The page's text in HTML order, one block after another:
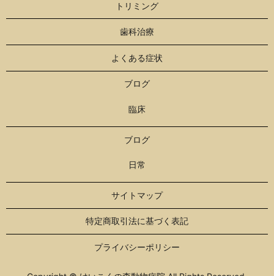
トリミング
歯科治療
よくある症状
ブログ
臨床
ブログ
日常
サイトマップ
特定商取引法に基づく表記
プライバシーポリシー